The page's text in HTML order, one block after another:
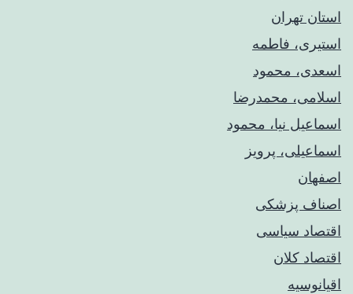
استان تهران
استیری، فاطمه
اسعدی، محمود
اسلامی، محمدرضا
اسماعیل نیا، محمود
اسماعیلی، پرویز
اصفهان
اصناف پزشکی
اقتصاد سیاسی
اقتصاد کلان
اقیانوسیه